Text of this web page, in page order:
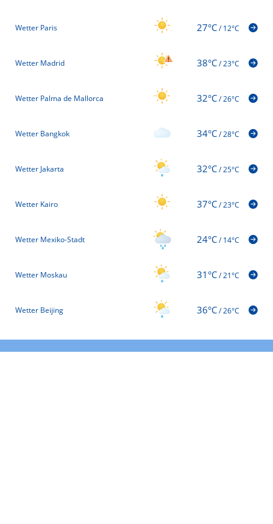
Wetter Paris 27°C/12°C
Wetter Madrid 38°C/23°C
Wetter Palma de Mallorca 32°C/26°C
Wetter Bangkok 34°C/28°C
Wetter Jakarta 32°C/25°C
Wetter Kairo 37°C/23°C
Wetter Mexiko-Stadt 24°C/14°C
Wetter Moskau 31°C/21°C
Wetter Beijing 36°C/26°C